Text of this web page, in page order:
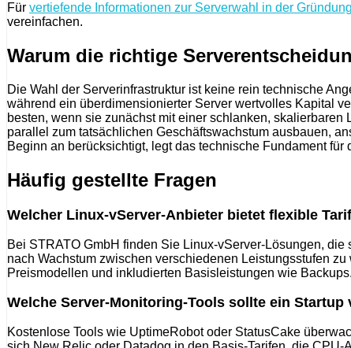
Für vertiefende Informationen zur Serverwahl in der
vereinfachen.
Warum die richtige
Die Wahl der Serverinfrastruktur ist keine rein technische
während ein überdimensionierter Server wertvolles Kapital
besten, wenn sie zunächst mit einer schlanken,
parallel zum tatsächlichen Geschäftswachstum ausbauen,
Beginn an berücksichtigt, legt das technische Fundament für
Häufig gestellte Fragen
Welcher Linux-vServer-Anbieter bietet flexible
Bei STRATO GmbH finden Sie Linux-vServer-Lösungen,
nach Wachstum zwischen verschiedenen Leistungsstufen
Preismodellen und inkludierten Basisleistungen wie
Welche Server-Monitoring-Tools sollte ein Startup
Kostenlose Tools wie UptimeRobot oder StatusCake